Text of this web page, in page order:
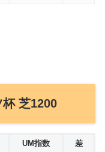
芝1200
UM指数 差